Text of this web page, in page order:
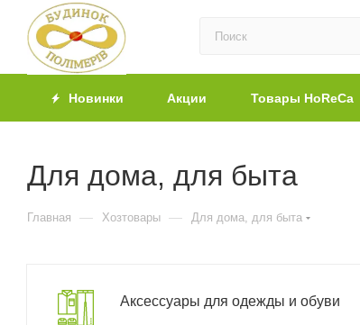
Новинки Акции Товары HoReCa
Для дома, для быта
Главная — Хозтовары — Для дома, для быта
Аксессуары для одежды и обуви